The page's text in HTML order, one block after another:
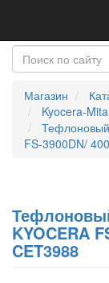
Магазин
Kyocera-Mita
FS-3900DN/
KYOCERA
CET3988